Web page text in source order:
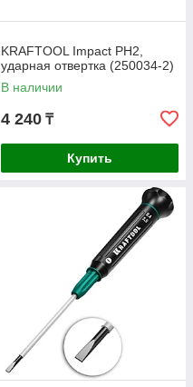
KRAFTOOL Impact PH2,
ударная отвертка (250034-2)
В наличии
4 240 ₸
Купить